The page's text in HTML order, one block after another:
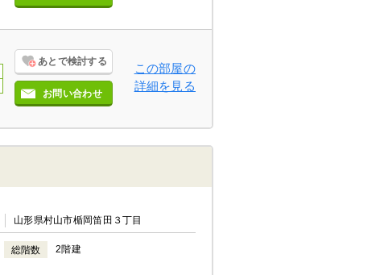
あとで検討する
お問い合わせ
この部屋の
詳細を見る
山形県村山市楯岡笛田３丁目
総階数 2階建